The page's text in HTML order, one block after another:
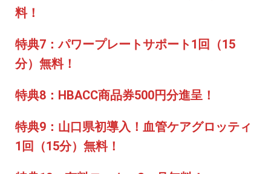
料！
特典7：パワープレートサポート1回（15
分）無料！
特典8：HBACC商品券500円分進呈！
特典9：山口県初導入！血管ケアグロッティ
1回（15分）無料！